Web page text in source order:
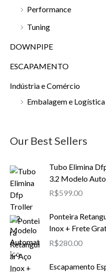
Performance
Tuning
DOWNPIPE
ESCAPAMENTO
Indústria e Comércio
Embalagem e Logística
Our Best Sellers
Tubo Elimina
3.2 Modelo
R$599.00
Ponteira
Inox + Frete
R$280.00
Escapamento